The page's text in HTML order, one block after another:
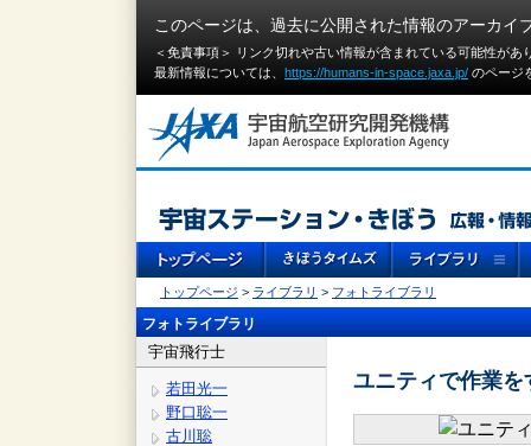
このページは、過去に公開された情報のアーカイ
＜免責事項＞ リンク切れや古い情報が含まれている可能性が
最新情報については、 https://humans-in-space.jaxa.jp/ のページ
トップページ > ライブラリ > フォトライブラリ
フォトライブラリ
宇宙飛行士
若田光一
野口聡一
古川聡
ユニティで作業